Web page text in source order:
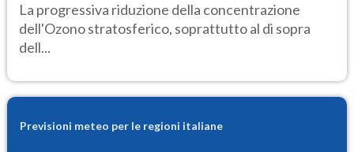
La progressiva riduzione della concentrazione
dell'Ozono stratosferico, soprattutto al di sopra
dell...
Previsioni meteo per le regioni italiane